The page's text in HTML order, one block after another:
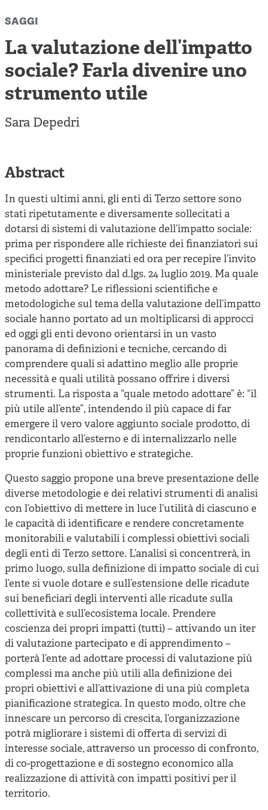
Impresa sociale e democrazia
Acini di fuoco - Dossier Mezzogiorno
Valutazione e dintorni
saggi
La valutazione dell’impatto
sociale? Farla divenire uno
strumento utile
Sara Depedri
Abstract
In questi ultimi anni, gli enti di Terzo settore sono
stati ripetutamente e diversamente sollecitati a
dotarsi di sistemi di valutazione dell’impatto sociale:
prima per rispondere alle richieste dei finanziatori sui
specifici progetti finanziati ed ora per recepire l’invito
ministeriale previsto dal d.lgs. 24 luglio 2019. Ma quale
metodo adottare? Le riflessioni scientifiche e
metodologiche sul tema della valutazione dell’impatto
sociale hanno portato ad un moltiplicarsi di approcci
ed oggi gli enti devono orientarsi in un vasto
panorama di definizioni e tecniche, cercando di
comprendere quali si adattino meglio alle proprie
necessità e quali utilità possano offrire i diversi
strumenti. La risposta a “quale metodo adottare” è: “il
più utile all’ente”, intendendo il più capace di far
emergere il vero valore aggiunto sociale prodotto, di
rendicontarlo all’esterno e di internalizzarlo nelle
proprie funzioni obiettivo e strategiche.
Questo saggio propone una breve presentazione delle
diverse metodologie e dei relativi strumenti di analisi
con l’obiettivo di mettere in luce l’utilità di ciascuno e
le capacità di identificare e rendere concretamente
monitorabili e valutabili i complessi obiettivi sociali
degli enti di Terzo settore. L’analisi si concentrerà, in
primo luogo, sulla definizione di impatto sociale di cui
l’ente si vuole dotare e sull’estensione delle ricadute
sui beneficiari degli interventi alle ricadute sulla
collettività e sull’ecosistema locale. Prendere
coscienza dei propri impatti (tutti) – attivando un iter
di valutazione partecipato e di apprendimento –
porterà l’ente ad adottare processi di valutazione più
complessi ma anche più utili alla definizione dei
propri obiettivi e all’attivazione di una più completa
pianificazione strategica. In questo modo, oltre che
innescare un percorso di crescita, l’organizzazione
potrà migliorare i sistemi di offerta di servizi di
interesse sociale, attraverso un processo di confronto,
di co-progettazione e di sostegno economico alla
realizzazione di attività con impatti positivi per il
territorio.